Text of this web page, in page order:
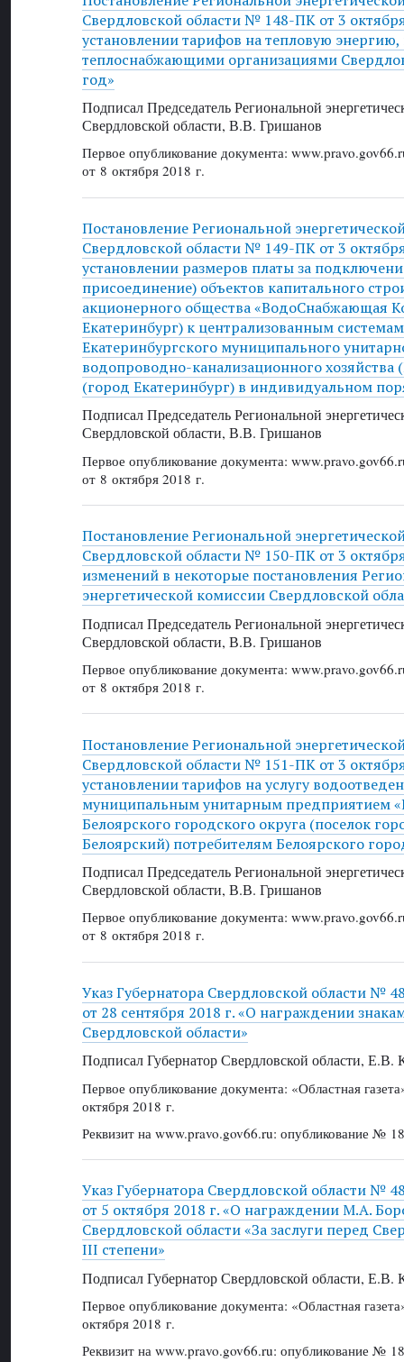
Свердловской области № 148-ПК от 3
установлении тарифов на тепловую
теплоснабжающими организациями
год»
Подписал Председатель Региональной
Свердловской области, В.В. Гришанов
Первое опубликование документа:
от 8 октября 2018 г.
Постановление Региональной
Свердловской области № 149-ПК от 3
установлении размеров платы за
присоединение) объектов капитального
акционерного общества «ВодоСнабжающая
Екатеринбург) к централизованным
Екатеринбургского муниципального
водопроводно-канализационного
(город Екатеринбург) в индивидуальном
Подписал Председатель Региональной
Свердловской области, В.В. Гришанов
Первое опубликование документа:
от 8 октября 2018 г.
Постановление Региональной
Свердловской области № 150-ПК от 3
изменений в некоторые постановления
энергетической комиссии Свердловской
Подписал Председатель Региональной
Свердловской области, В.В. Гришанов
Первое опубликование документа:
от 8 октября 2018 г.
Постановление Региональной
Свердловской области № 151-ПК от 3
установлении тарифов на услугу
муниципальным унитарным предприятием
Белоярского городского округа (поселок
Белоярский) потребителям Белоярского
Подписал Председатель Региональной
Свердловской области, В.В. Гришанов
Первое опубликование документа:
от 8 октября 2018 г.
Указ Губернатора Свердловской области №
от 28 сентября 2018 г. «О награждении
Свердловской области»
Подписал Губернатор Свердловской области, Е.В.
Первое опубликование документа: «Областная
октября 2018 г.
Реквизит на www.pravo.gov66.ru: опубликование №
Указ Губернатора Свердловской области №
от 5 октября 2018 г. «О награждении М.А.
Свердловской области «За заслуги перед
III степени»
Подписал Губернатор Свердловской области, Е.В.
Первое опубликование документа: «Областная
октября 2018 г.
Реквизит на www.pravo.gov66.ru: опубликование №